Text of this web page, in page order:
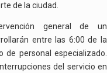
de la ciudad.
general de un
entre las 6:00 de la
personal especializado.
del servicio en